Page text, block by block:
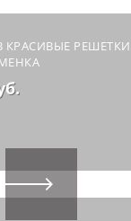
КРАСИВЫЕ РЕШЕТКИ